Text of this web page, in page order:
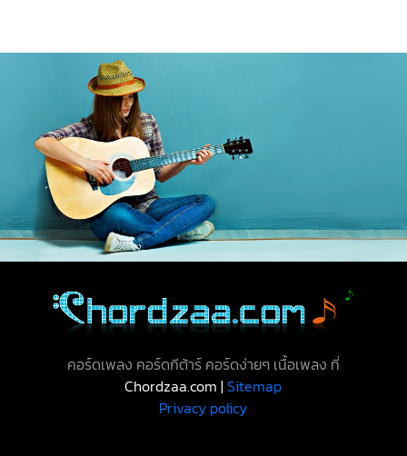
คอร์ดเพลง คอร์ดกีต้าร์ คอร์ดง่ายๆ เนื้อเพลง ที่
Chordzaa.com |Sitemap
Privacy policy